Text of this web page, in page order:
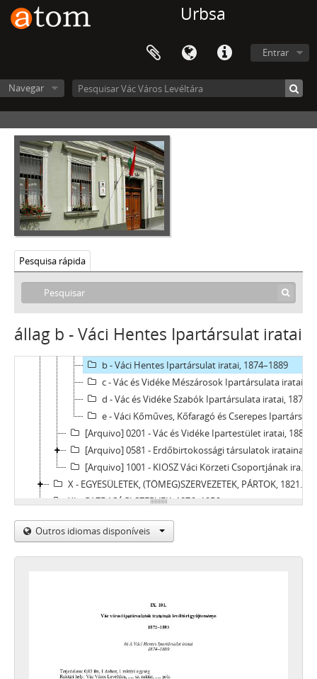
Urbsa
Entrar
Navegar
Pesquisa rápida
állag b - Váci Hentes Ipartársulat iratai
V - MEZŐVÁROSOK, RENDEZETT TANÁCSÚ VÁROSOK, KÖZSÉGEK, 1612–1952
VIII - TANINTÉZETEK, INTÉZMÉNYEK, 1773–2006
IX - TESTÜLETEK, 1705–1970
[Arquivo] 0001 - Vác városi céhiratok levéltári gyűjteménye, 1705–1899
[Arquivo] 0101 - Vác városi ipartársulatok iratainak levéltári gyűjteménye, 1872–1893
a - Váci Csizmadia Ipartársulat iratai, 1874 - 1893
b - Váci Hentes Ipartársulat iratai, 1874–1889
c - Vác és Vidéke Mészárosok Ipartársulata iratai, 1874–1885
d - Vác és Vidéke Szabók Ipartársulata iratai, 1874–1886
e - Váci Kőműves, Kőfaragó és Cserepes Ipartársulat iratai, 1872–1889
[Arquivo] 0201 - Vác és Vidéke Ipartestület iratai, 1884 - 1950
[Arquivo] 0581 - Erdőbirtokossági társulatok iratainak levéltári gyűjteménye, 1943–1964
[Arquivo] 1001 - KIOSZ Váci Körzeti Csoportjának iratai, 1950–1970
X - EGYESÜLETEK, (TÖMEG)SZERVEZETEK, PÁRTOK, 1821–2002
XI - GAZDASÁGI SZERVEK, 1876–1956
XII - EGYHÁZI SZERVEZETEK, INTÉZMÉNYEK, 1764 –1950
XIII - CSALÁDOK, 1821–2007
XVII - NÉPHATALMI ÉS KÜLÖNLEGES FELADATOKRA LÉTREJÖTT BIZOTTSÁGOK, 1945–1990
XXIII - TANÁCSOK, 1945–1990
XXIX - GAZDASÁGI SZERVEK, 1946–2010
XXX - SZÖVETKEZETEK, 1949–2015
Outros idiomas disponíveis